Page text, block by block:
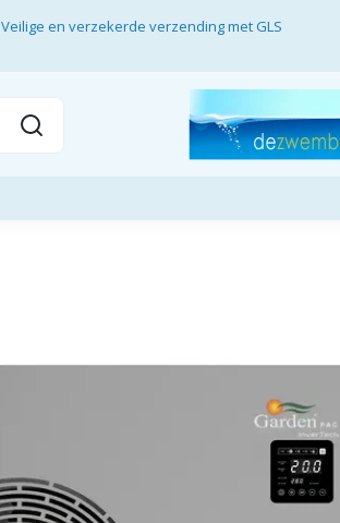
Veilige en verzekerde verzending met GLS